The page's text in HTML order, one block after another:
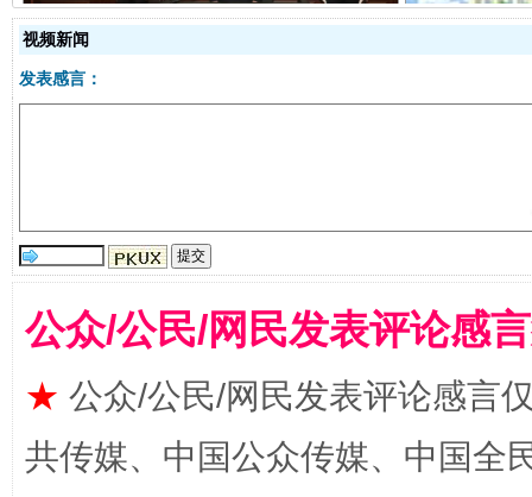
全民健身五年计划来了！等你上场
视频新闻
发表感言：
公众/公民/网民发表评论感
★ 公众/公民/网民发表评论感言
共传媒、中国公众传媒、中国全